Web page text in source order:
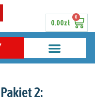
0.00zł
0
2: